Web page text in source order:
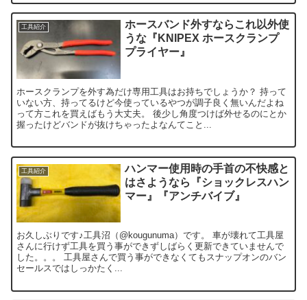
工具紹介
ホースバンド外すならこれ以外使
うな『KNIPEX ホースクランプ
プライヤー』
ホースクランプを外す為だけ専用工具はお持ちでしょうか？ 持って
いない方、持ってるけど今使っているやつが調子良く無いんだよね
って方これを買えばもう大丈夫。 後少し角度つけば外せるのにとか
握ったけどバンドが抜けちゃったよなんてこと...
工具紹介
ハンマー使用時の手首の不快感と
はさようなら『ショックレスハン
マー』『アンチバイブ』
お久しぶりです♪工具沼（@kougunuma）です。 車が壊れて工具屋
さんに行けず工具を買う事ができずしばらく更新できていませんで
した。。。 工具屋さんで買う事ができなくてもスナップオンのバン
セールスではしっかたく...